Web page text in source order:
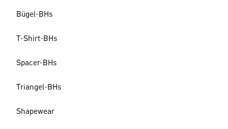
Bügel-BHs
T-Shirt-BHs
Spacer-BHs
Triangel-BHs
Shapewear